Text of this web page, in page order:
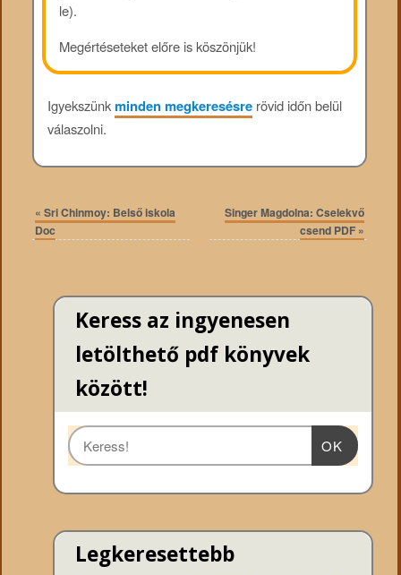
le).
Megértéseteket előre is köszönjük!
Igyekszünkminden megkeresésrerövid időn belül
válaszolni.
« Sri Chinmoy: Belső iskola
Doc
Singer Magdolna: Cselekvő
csend PDF »
Keress az ingyenesen
letölthető pdf könyvek
között!
OK
Legkeresettebb